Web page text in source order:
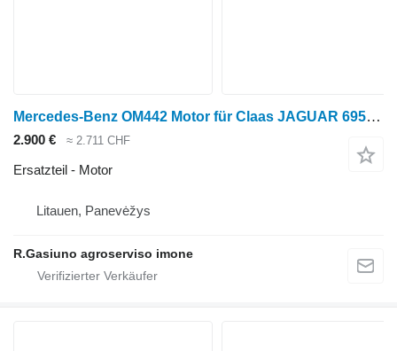
Mercedes-Benz OM442 Motor für Claas JAGUAR 695 Getreideernter
2.900 € ≈ 2.711 CHF
Ersatzteil - Motor
Litauen, Panevėžys
R.Gasiuno agroserviso imone